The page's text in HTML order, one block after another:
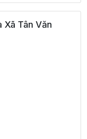
Tân Văn